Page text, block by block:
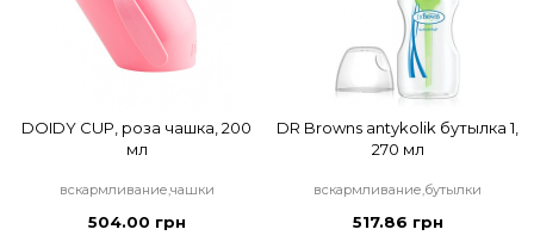
DOIDY CUP, роза чашка, 200
мл
вскармливание,чашки
504.00 грн
DR Browns antykolik бутылка 1,
270 мл
вскармливание,бутылки
517.86 грн